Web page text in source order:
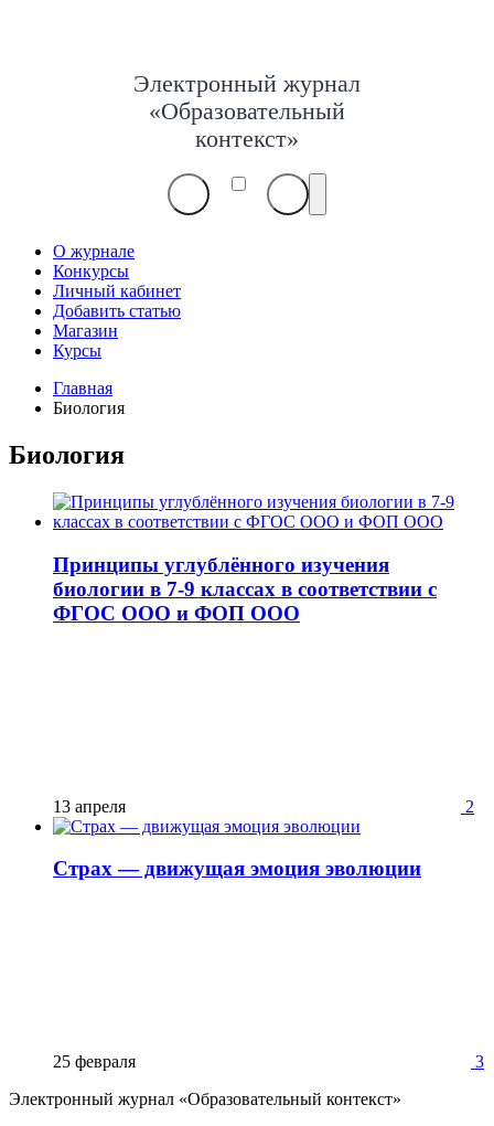
Электронный журнал
«Образовательный
контекст»
О журнале
Конкурсы
Личный кабинет
Добавить статью
Магазин
Курсы
Главная
Биология
Биология
Принципы углублённого изучения
биологии в 7-9 классах в соответствии с
ФГОС ООО и ФОП ООО
13 апреля 2
Страх — движущая эмоция эволюции
25 февраля
3
Электронный журнал «Образовательный контекст»